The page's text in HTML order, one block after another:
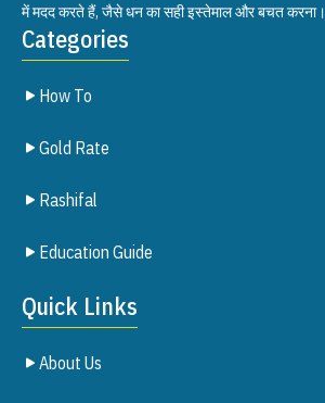
में मदद करते हैं, जैसे धन का सही इस्तेमाल और बचत करना।
Categories
How To
Gold Rate
Rashifal
Education Guide
Quick Links
About Us